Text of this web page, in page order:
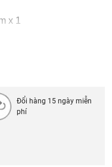
x 1
Đổi hàng 15 ngày miễn
phí